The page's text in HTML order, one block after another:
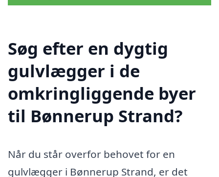
Søg efter en dygtig
gulvlægger i de
omkringliggende byer
til Bønnerup Strand?
Når du står overfor behovet for en
gulvlægger i Bønnerup Strand, er det